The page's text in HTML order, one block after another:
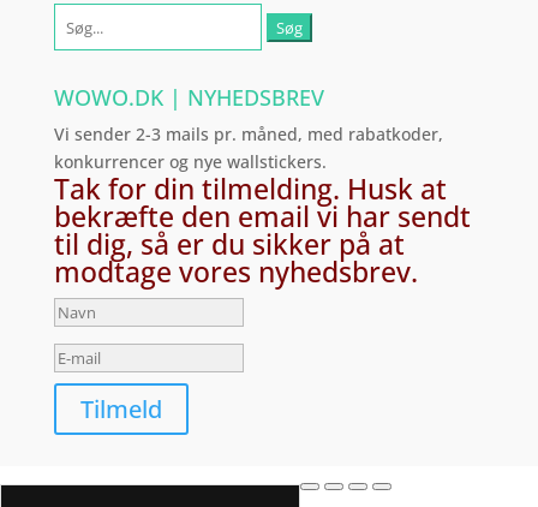
efter:
WOWO.DK | NYHEDSBREV
Vi sender 2-3 mails pr. måned, med rabatkoder,
konkurrencer og nye wallstickers.
Tak for din tilmelding. Husk at
bekræfte den email vi har sendt
til dig, så er du sikker på at
modtage vores nyhedsbrev.
Tilmeld